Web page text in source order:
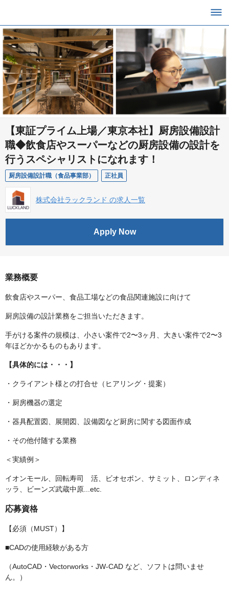
【東証プライム上場／東京本社】厨房設備設計
職◆飲食店やスーパーなどの厨房設備の設計を
行うスペシャリストになれます！
厨房設備設計職（食品事業部） 正社員
株式会社ラックランド の求人一覧
Apply Now
業務概要
飲食店やスーパー、食品工場などの食品関連施設に向けて
厨房設備の設計業務をご担当いただきます。
手がける案件の規模は、小さい案件で2〜3ヶ月、大きい案件で2〜3
年ほどかかるものもあります。
【具体的には・・・】
・クライアント様との打合せ（ヒアリング・提案）
・厨房機器の選定
・器具配置図、展開図、設備図など厨房に関する図面作成
・その他付随する業務
＜実績例＞
イオンモール、回転寿司 活、ビオセボン、サミット、ロンディネ
ッラ、ビーンズ武蔵中原...etc.
応募資格
【必須（MUST）】
■CADの使用経験がある方
（AutoCAD・Vectorworks・JW-CAD など、ソフトは問いませ
ん。）